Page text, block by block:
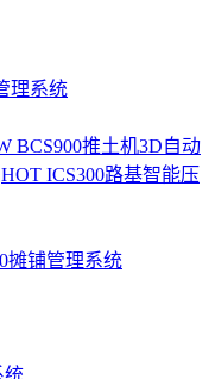
理系统
BCS900推土机3D自动
HOT ICS300路基智能压
摊铺管理系统
统